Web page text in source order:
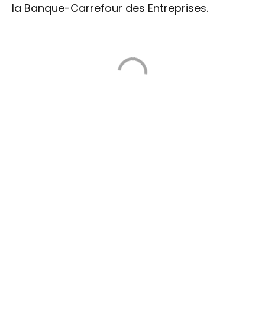
la Banque-Carrefour des Entreprises.